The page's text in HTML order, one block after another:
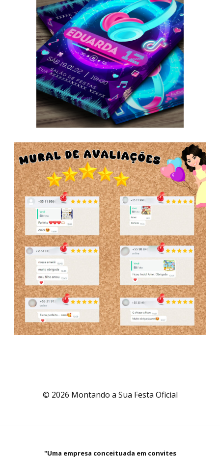
© 2026 Montando a Sua Festa Oficial
"Uma empresa conceituada em convites